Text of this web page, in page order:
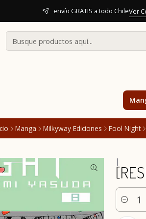
envío GRATIS a todo ChileVer
Manga Milkyway Ediciones Fool Night
|
Cantidad